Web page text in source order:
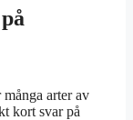
arter av
kort svar på